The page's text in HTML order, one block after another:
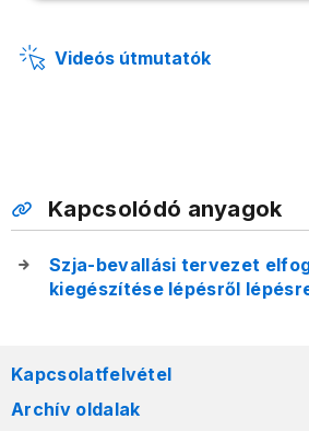
Videós útmutatók
Kapcsolódó anyagok
Szja-bevallási tervezet
kiegészítése lépésről
Kapcsolatfelvétel
Archív oldalak